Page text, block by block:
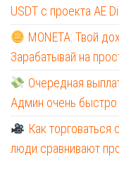
USDT с проекта AE
MONETA: Твой
Зарабатывай на
Очередная
Админ очень
Как
люди сравнивают